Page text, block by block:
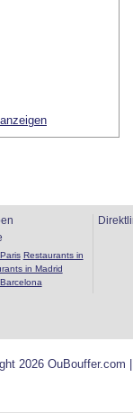
Restaurants in
in Madrid
2026 OuBouffer.com